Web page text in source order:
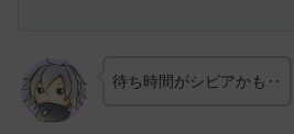
待ち時間がシビアかも‥